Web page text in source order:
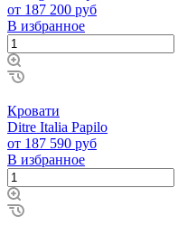
от 187 200 руб
В избранное
Кровати
Ditre Italia Papilo
от 187 590 руб
В избранное